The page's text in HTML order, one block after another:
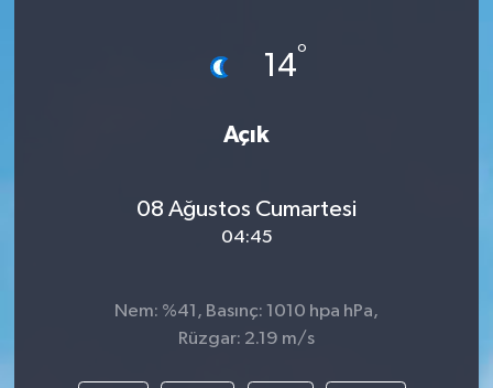
14°
Açık
08 Ağustos Cumartesi
04:45
Nem: %41, Basınç: 1010 hpa hPa,
Rüzgar: 2.19 m/s